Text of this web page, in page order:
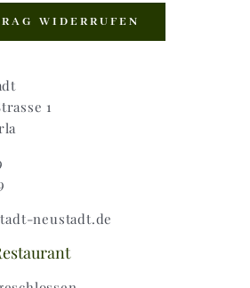
WIDERRUFEN
1
neustadt.de